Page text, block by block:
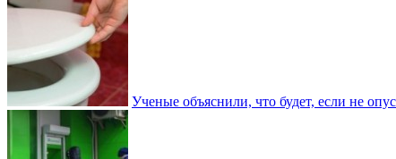
Ученые объяснили, что будет, если не